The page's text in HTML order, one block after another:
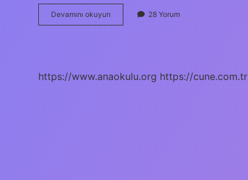
Devamını okuyun
Gemi
28 Yorum
https://www.anaokulu.org https://cune.com.tr